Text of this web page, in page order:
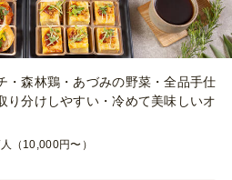
・森林鶏・あづみの野菜・全品手仕
り分けしやすい・冷めて美味しいオ
（10,000円〜）